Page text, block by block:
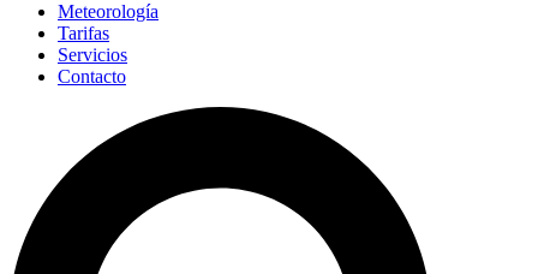
Meteorología
Tarifas
Servicios
Contacto